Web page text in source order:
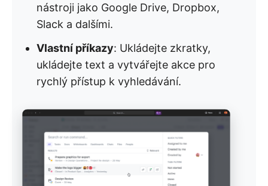
nástroji jako Google Drive, Dropbox,
Slack a dalšími.
Vlastní příkazy: Ukládejte zkratky,
ukládejte text a vytvářejte akce pro
rychlý přístup k vyhledávání.